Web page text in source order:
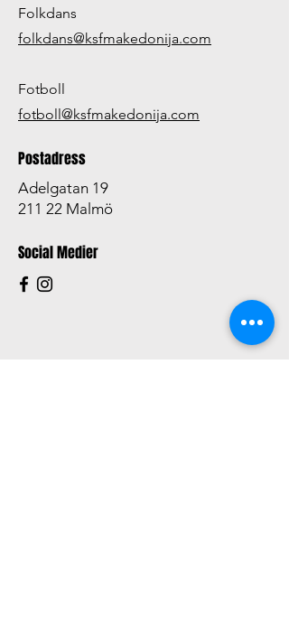
Folkdans
folkdans@ksfmakedonija.com
Fotboll
fotboll@ksfmakedonija.com
Postadress
Adelgatan 19
211 22 Malmö
Social Medier